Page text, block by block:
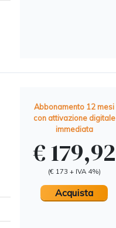
Abbonamento 12 mesi
con attivazione digitale
immediata
€ 179,92
(€ 173 + IVA 4%)
Acquista